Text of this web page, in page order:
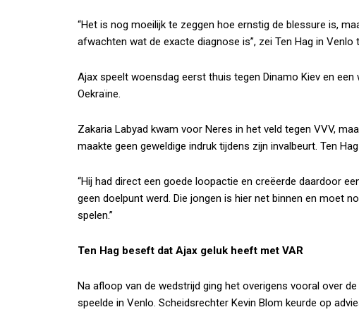
“Het is nog moeilijk te zeggen hoe ernstig de blessure is,
afwachten wat de exacte diagnose is”, zei Ten Hag in Venlo
Ajax speelt woensdag eerst thuis tegen Dinamo Kiev en
Oekraïne.
Zakaria Labyad kwam voor Neres in het veld tegen VVV,
maakte geen geweldige indruk tijdens zijn invalbeurt. Ten
“Hij had direct een goede loopactie en creëerde daardoor
geen doelpunt werd. Die jongen is hier net binnen en moet
spelen.”
Ten Hag beseft dat Ajax geluk heeft met VAR
Na afloop van de wedstrijd ging het overigens vooral over
speelde in Venlo. Scheidsrechter Kevin Blom keurde op